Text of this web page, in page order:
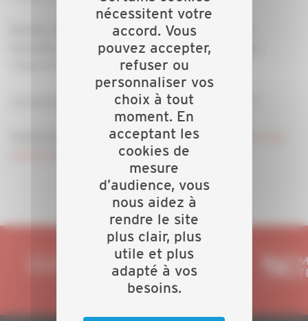
Rendez-vous du 24 au 26 juin, au Parc Chanot de
Marseille, pour vivre ensemble ces rencontres qui
resteront dans notre mémoire collective.
Je vous invite chaleureusement à nous rejoindre !
Toutes les infos pratiques :https://www.rencontres-des-
metiers-du-batimentbycapeb.com/
nécessitent votre
accord. Vous
pouvez accepter,
refuser ou
personnaliser vos
choix à tout
moment. En
acceptant les
cookies de
mesure
d’audience, vous
nous aidez à
rendre le site
plus clair, plus
utile et plus
adapté à vos
besoins.